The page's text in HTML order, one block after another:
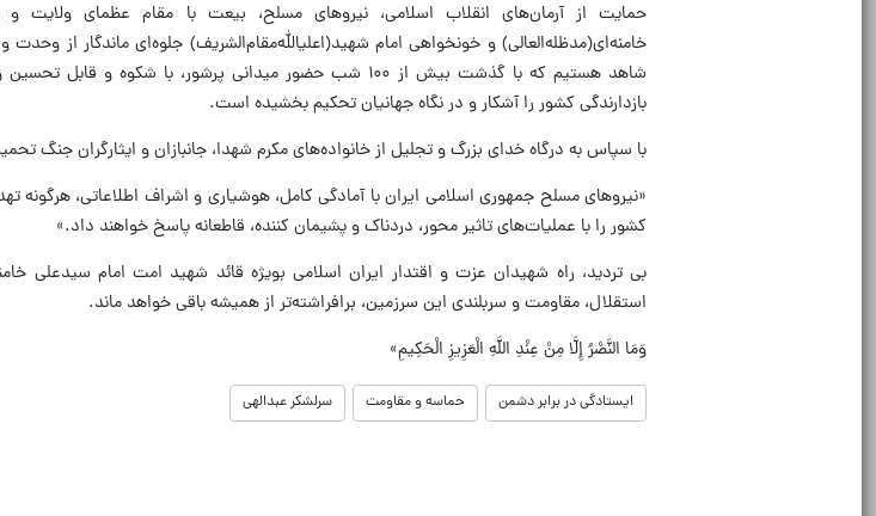
حمایت از آرمان‌های انقلاب اسلامی، نیروهای مسلح، بیعت با مقام عظمای ولایت
خامنه‌ای(مدظله‌العالی) و خونخواهی امام شهید(اعلیالله‌مقام‌الشریف) جلوه‌ای ماندگار از
شاهد هستیم که با گذشت بیش از ۱۰۰ شب حضور میدانی پرشور، با
بازدارندگی کشور را آشکار و در نگاه جهانیان تحکیم بخشیده است.
با سپاس به درگاه خدای بزرگ و تجلیل از خانواده‌های مکرم شهدا، جانبازان و ایثارگران جنگ تحمیلی ۱۲ روزه، تأکید
«نیروهای مسلح جمهوری اسلامی ایران با آمادگی کامل، هوشیاری و اشراف اطلاعاتی، هرگونه
کشور را با عملیات‌های تاثیر محور، دردناک و پشیمان کننده، قاطعانه پاسخ خواهند داد.»
بی تردید، راه شهیدان عزت و اقتدار ایران اسلامی بویژه قائد شهید امت امام سیدعلی
استقلال، مقاومت و سربلندی این سرزمین، برافراشته‌تر از همیشه باقی خواهد ماند.
وَمَا النَّصْرُ إِلَّا مِنْ عِنْدِ اللَّهِ الْعَزِیزِ الْحَکِیمِ»
ایستادگی در برابر دشمن حماسه و مقاومت سرلشکر عبدالهی